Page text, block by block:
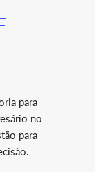
para
no
para